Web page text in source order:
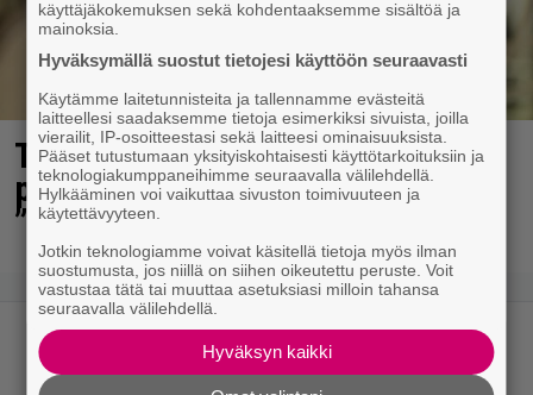
Tältä näyttää Vappu Pimiän
perhelomalla Portugalissa –
”Kaunis mekko”
käyttäjäkokemuksen sekä kohdentaaksemme sisältöä ja
mainoksia.
Hyväksymällä suostut tietojesi käyttöön seuraavasti
Käytämme laitetunnisteita ja tallennamme evästeitä
laitteellesi saadaksemme tietoja esimerkiksi sivuista, joilla
vierailit, IP-osoitteestasi sekä laitteesi ominaisuuksista.
Pääset tutustumaan yksityiskohtaisesti käyttötarkoituksiin ja
teknologiakumppaneihimme seuraavalla välilehdellä.
Hylkääminen voi vaikuttaa sivuston toimivuuteen ja
käytettävyyteen.
Jotkin teknologiamme voivat käsitellä tietoja myös ilman
suostumusta, jos niillä on siihen oikeutettu peruste. Voit
vastustaa tätä tai muuttaa asetuksiasi milloin tahansa
seuraavalla välilehdellä.
Hyväksyn kaikki